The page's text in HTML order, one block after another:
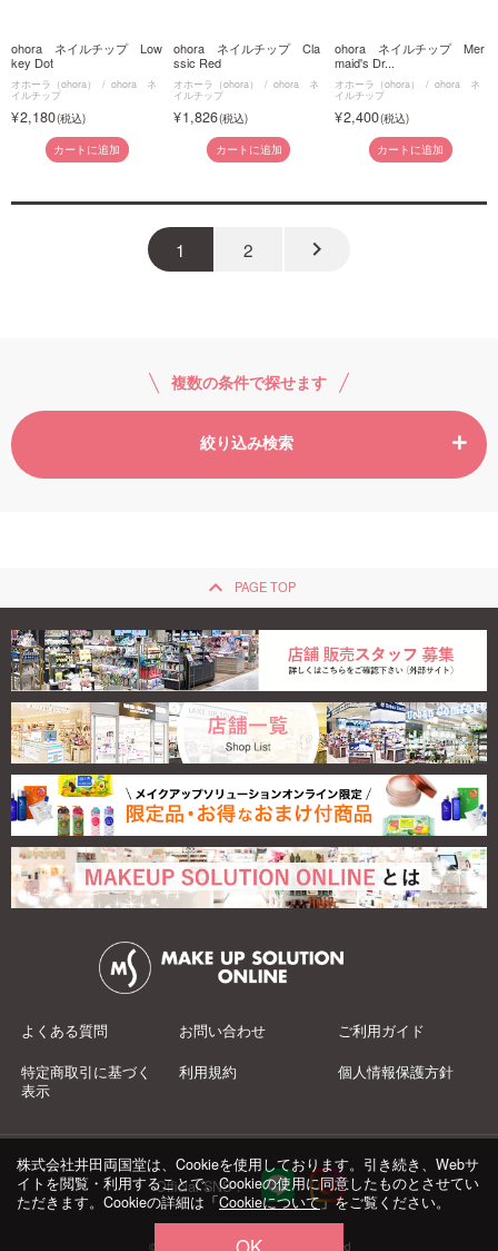
ohora ネイルチップ Low
key Dot
オホーラ（ohora） ohora ネ
イルチップ
2,180
カートに追加
ohora ネイルチップ Cla
ssic Red
オホーラ（ohora） ohora ネ
イルチップ
1,826
カートに追加
ohora ネイルチップ Mer
maid's Dr...
オホーラ（ohora） ohora ネ
イルチップ
2,400
カートに追加
1 2 keyboard_arrow_right
複数の条件で探せます
絞り込み検索
keyboard_arrow_up PAGE TOP
よくある質問 お問い合わせ ご利用ガイド
特定商取引に基づく
表示
利用規約 個人情報保護方針
Official SNS：
© 井田両国堂 Co.,Ltd.All Rights Reserved
株式会社井田両国堂は、Cookieを使用しております。引き続き、Webサ
イトを閲覧・利用することで、Cookieの使用に同意したものとさせてい
ただきます。Cookieの詳細は「Cookieについて」をご覧ください。